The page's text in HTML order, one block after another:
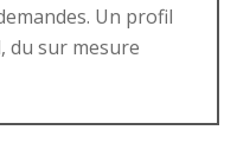
Un profil
du sur mesure